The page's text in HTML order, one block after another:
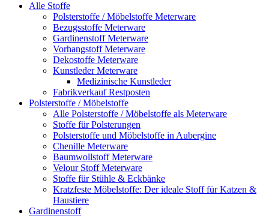
Alle Stoffe
Polsterstoffe / Möbelstoffe Meterware
Bezugsstoffe Meterware
Gardinenstoff Meterware
Vorhangstoff Meterware
Dekostoffe Meterware
Kunstleder Meterware
Medizinische Kunstleder
Fabrikverkauf Restposten
Polsterstoffe / Möbelstoffe
Alle Polsterstoffe / Möbelstoffe als Meterware
Stoffe für Polsterungen
Polsterstoffe und Möbelstoffe in Aubergine
Chenille Meterware
Baumwollstoff Meterware
Velour Stoff Meterware
Stoffe für Stühle & Eckbänke
Kratzfeste Möbelstoffe: Der ideale Stoff für Katzen &
Haustiere
Gardinenstoff